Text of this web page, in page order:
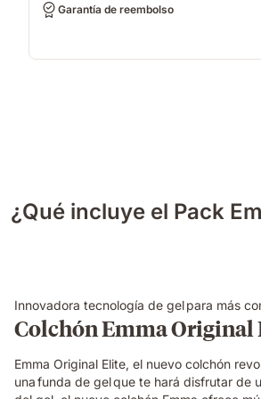
Garantía de reembolso
¿Qué incluye el Pack
Innovadora tecnología de gel para más
Colchón Emma Original
Emma Original Elite, el nuevo colchón
una funda de gel que te hará disfrutar de